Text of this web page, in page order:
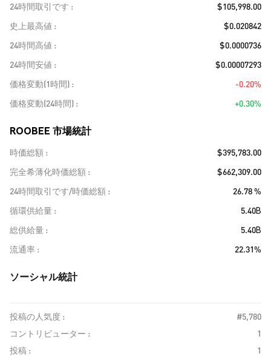
24時間取引です
$105,998.00
史上最高値
$0.020842
24時間高値
$0.0000736
24時間安値
$0.00007293
価格変動(1時間)
-0.20%
価格変動(24時間)
+0.30%
ROOBEE 市場統計
時価総額
$395,783.00
完全希薄化時価総額
$662,309.00
24時間取引です/時価総額
26.78 %
循環供給量
5.40B
総供給量
5.40B
流通率
22.31%
ソーシャル統計
投稿の人気度 :
#5,780
コントリビューター :
1
投稿 :
1